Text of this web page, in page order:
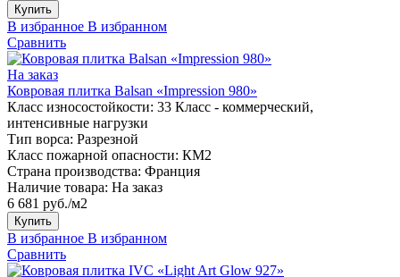
Купить
В избранное В избранном
Сравнить
На заказ
Ковровая плитка Balsan «Impression 980»
Класс износостойкости: 33 Класс - коммерческий,
интенсивные нагрузки
Тип ворса: Разрезной
Класс пожарной опасности: КМ2
Страна производства: Франция
Наличие товара: На заказ
6 681 руб./м2
Купить
В избранное В избранном
Сравнить